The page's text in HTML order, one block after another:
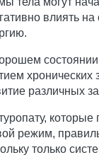
влиять
хронических
различных
режим,
только